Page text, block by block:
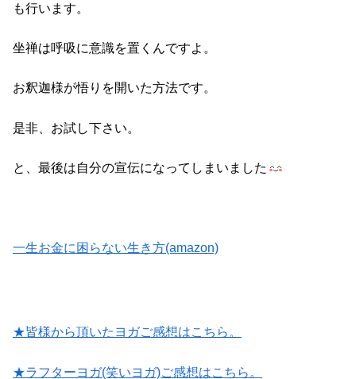
も行います。
坐禅は呼吸に意識を置くんですよ。
お釈迦様が悟りを開いた方法です。
是非、お試し下さい。
と、最後は自分の宣伝になってしまいました
一生お金に困らない生き方(amazon)
★皆様から頂いたヨガご感想はこちら。
★ラフターヨガ(笑いヨガ)ご感想はこちら。